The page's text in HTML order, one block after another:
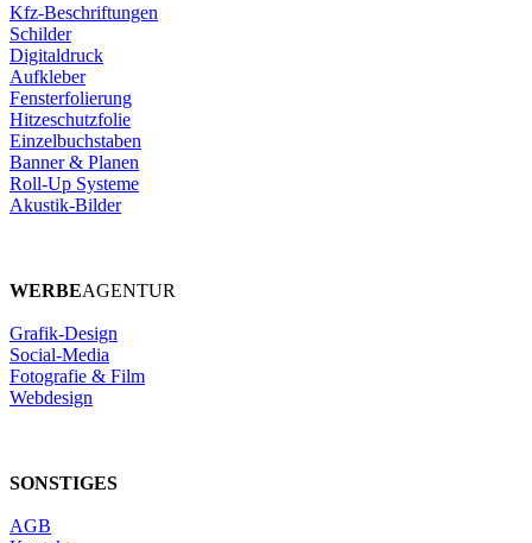
Kfz-Beschriftungen
Schilder
Digitaldruck
Aufkleber
Fensterfolierung
Hitzeschutzfolie
Einzelbuchstaben
Banner & Planen
Roll-Up Systeme
Akustik-Bilder
WERBEAGENTUR
Grafik-Design
Social-Media
Fotografie & Film
Webdesign
SONSTIGES
AGB